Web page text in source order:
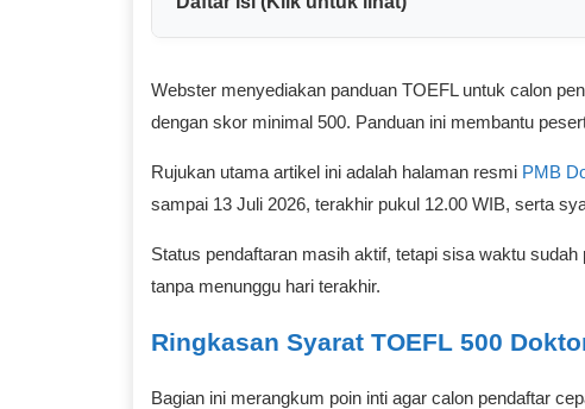
Webster menyediakan panduan TOEFL untuk calon
dengan skor minimal 500. Panduan ini membantu
Rujukan utama artikel ini adalah halaman resmi PMB
sampai 13 Juli 2026, terakhir pukul 12.00 WIB, serta
Status pendaftaran masih aktif, tetapi sisa waktu
tanpa menunggu hari terakhir.
Ringkasan Syarat TOEFL 500
Bagian ini merangkum poin inti agar calon pendaftar